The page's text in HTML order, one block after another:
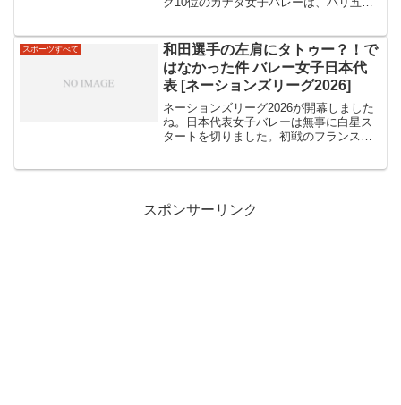
は勝ち点がないと、ギリギリ落選してし
まう位置にいる...
スポーツすべて
和田選手の左肩にタトゥー？！で
はなかった件 バレー女子日本代
表 [ネーションズリーグ2026]
ネーションズリーグ2026が開幕しました
ね。日本代表女子バレーは無事に白星ス
タートを切りました。初戦のフランス戦
スポンサーリンク